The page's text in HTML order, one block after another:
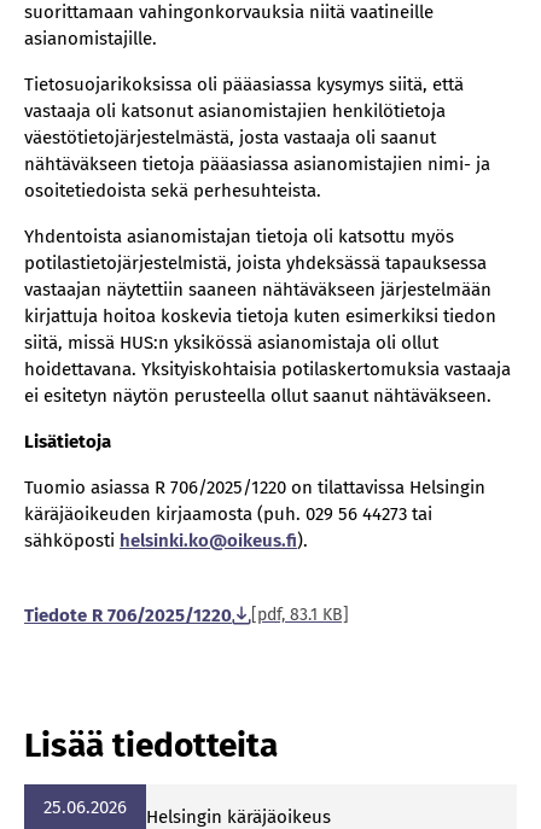
suorittamaan vahingonkorvauksia niitä vaatineille
asianomistajille.
Tietosuojarikoksissa oli pääasiassa kysymys siitä, että
vastaaja oli katsonut asianomistajien henkilötietoja
väestötietojärjestelmästä, josta vastaaja oli saanut
nähtäväkseen tietoja pääasiassa asianomistajien nimi- ja
osoitetiedoista sekä perhesuhteista.
Yhdentoista asianomistajan tietoja oli katsottu myös
potilastietojärjestelmistä, joista yhdeksässä tapauksessa
vastaajan näytettiin saaneen nähtäväkseen järjestelmään
kirjattuja hoitoa koskevia tietoja kuten esimerkiksi tiedon
siitä, missä HUS:n yksikössä asianomistaja oli ollut
hoidettavana. Yksityiskohtaisia potilaskertomuksia vastaaja
ei esitetyn näytön perusteella ollut saanut nähtäväkseen.
Lisätietoja
Tuomio asiassa R 706/2025/1220 on tilattavissa Helsingin
käräjäoikeuden kirjaamosta (puh. 029 56 44273 tai
sähköposti helsinki­­.ko­­@oikeus­­.fi).
Tiedote R 706/2025/1220 [pdf, 83.1 KB]
Lisää tiedotteita
25.06.2026 Hel­sin­gin kä­rä­jä­oi­keus